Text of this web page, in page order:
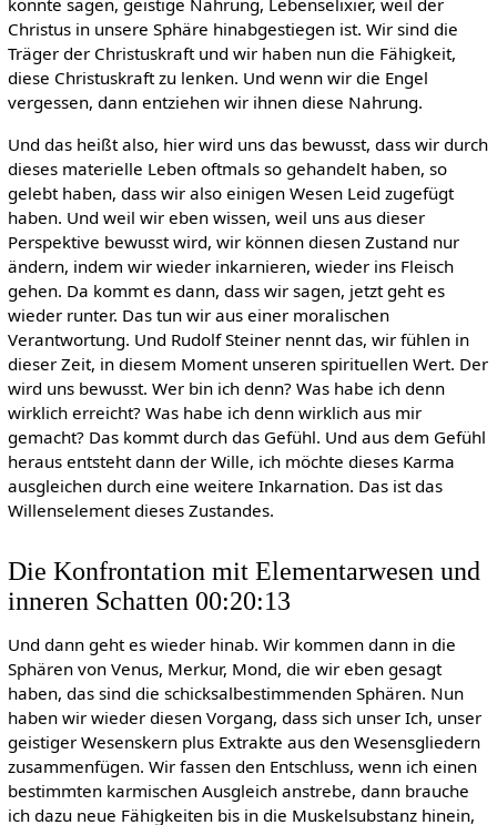
könnte sagen, geistige Nahrung, Lebenselixier, weil der
Christus in unsere Sphäre hinabgestiegen ist. Wir sind die
Träger der Christuskraft und wir haben nun die Fähigkeit,
diese Christuskraft zu lenken. Und wenn wir die Engel
vergessen, dann entziehen wir ihnen diese Nahrung.
Und das heißt also, hier wird uns das bewusst, dass wir durch
dieses materielle Leben oftmals so gehandelt haben, so
gelebt haben, dass wir also einigen Wesen Leid zugefügt
haben. Und weil wir eben wissen, weil uns aus dieser
Perspektive bewusst wird, wir können diesen Zustand nur
ändern, indem wir wieder inkarnieren, wieder ins Fleisch
gehen. Da kommt es dann, dass wir sagen, jetzt geht es
wieder runter. Das tun wir aus einer moralischen
Verantwortung. Und Rudolf Steiner nennt das, wir fühlen in
dieser Zeit, in diesem Moment unseren spirituellen Wert. Der
wird uns bewusst. Wer bin ich denn? Was habe ich denn
wirklich erreicht? Was habe ich denn wirklich aus mir
gemacht? Das kommt durch das Gefühl. Und aus dem Gefühl
heraus entsteht dann der Wille, ich möchte dieses Karma
ausgleichen durch eine weitere Inkarnation. Das ist das
Willenselement dieses Zustandes.
Die Konfrontation mit Elementarwesen und
inneren Schatten 00:20:13
Und dann geht es wieder hinab. Wir kommen dann in die
Sphären von Venus, Merkur, Mond, die wir eben gesagt
haben, das sind die schicksalbestimmenden Sphären. Nun
haben wir wieder diesen Vorgang, dass sich unser Ich, unser
geistiger Wesenskern plus Extrakte aus den Wesensgliedern
zusammenfügen. Wir fassen den Entschluss, wenn ich einen
bestimmten karmischen Ausgleich anstrebe, dann brauche
ich dazu neue Fähigkeiten bis in die Muskelsubstanz hinein,